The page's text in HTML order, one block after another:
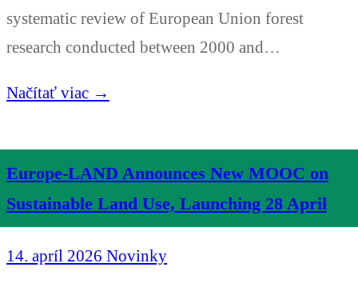
systematic review of European Union forest
research conducted between 2000 and…
Načítať viac →
Europe-LAND Announces New MOOC on
Sustainable Land Use, Launching 28 April
14. apríl 2026 Novinky